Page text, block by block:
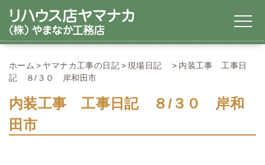
ホーム ヤマナカ工事の日記 現場日記
内装工事 工事日
記 ８/３０ 岸和田市
内装工事 工事日記 ８/３０ 岸和
田市